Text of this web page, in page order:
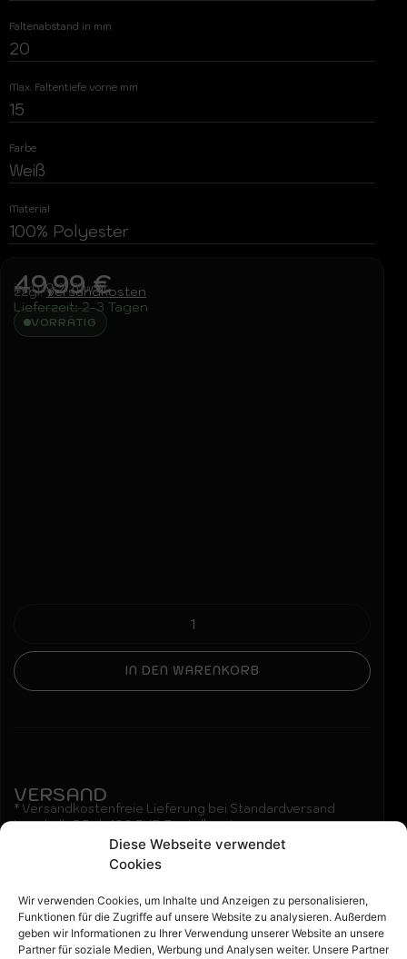
Diese Webseite verwendet
Cookies
Wir verwenden Cookies, um Inhalte und Anzeigen zu personalisieren,
Funktionen für die Zugriffe auf unsere Website zu analysieren. Außerdem
geben wir Informationen zu Ihrer Verwendung unserer Website an unsere
Partner für soziale Medien, Werbung und Analysen weiter. Unsere Partner
Faltenabstand in mm
20
Max. Faltentiefe vorne mm
15
Farbe
Weiß
Material
100% Polyester
49,99€
inkl. 19 % MwSt.
zzgl.Versandkosten
Lieferzeit:2-3 Tagen
VORRÄTIG
IN DEN WARENKORB
VERSAND
* Versandkostenfreie Lieferung bei Standardversand
innerhalb DE ab 100 EUR Bestellwert.
Wir berechnen 4,99€ inkl. 19% MwSt. bei Standardversand
innerhalb DE bis 100 EUR Bestellwert.
Beschreibung: